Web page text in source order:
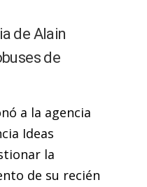
de Alain
de
a la agencia
Ideas
la
de su recién